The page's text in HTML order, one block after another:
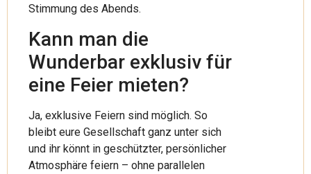
Stimmung des Abends.
Kann man die
Wunderbar exklusiv für
eine Feier mieten?
Ja, exklusive Feiern sind möglich. So
bleibt eure Gesellschaft ganz unter sich
und ihr könnt in geschützter, persönlicher
Atmosphäre feiern – ohne parallelen